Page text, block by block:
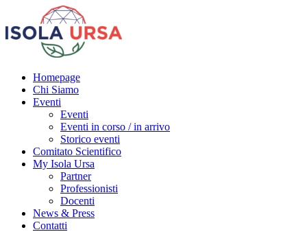
Homepage
Chi Siamo
Eventi
Eventi
Eventi in corso / in arrivo
Storico eventi
Comitato Scientifico
My Isola Ursa
Partner
Professionisti
Docenti
News & Press
Contatti